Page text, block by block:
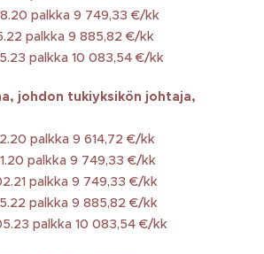
palkka 9 749,33 €/kk
palkka 9 885,82 €/kk
palkka 10 083,54 €/kk
johdon tukiyksikön johtaja,
palkka 9 614,72 €/kk
palkka 9 749,33 €/kk
palkka 9 749,33 €/kk
palkka 9 885,82 €/kk
palkka 10 083,54 €/kk